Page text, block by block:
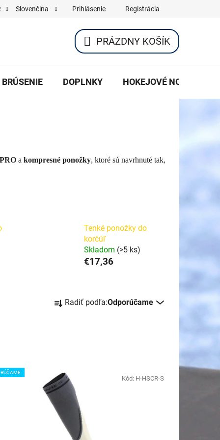
Slovenčina Prihlásenie Registrácia
NÁKUPNÝ
KOŠÍK
PRÁZDNY KOŠÍK
BRÚSENIE DOPLNKY HOKEJOVÉ NOŽE DO
PRO a kompresné ponožky, ktoré sú navrhnuté tak,
Tenké ponožky do
korčúľ
Skladom (>5 ks)
€17,36
a
e
p
o
d
Radiť podľa:Odporúčame
Kód: H-HSCR-S